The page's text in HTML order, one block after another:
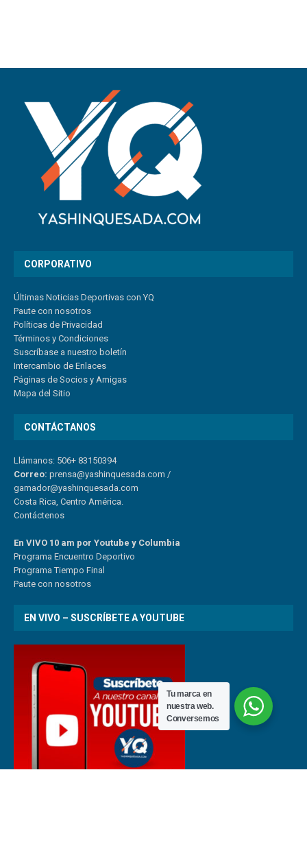
CORPORATIVO
Últimas Noticias Deportivas con YQ
Paute con nosotros
Políticas de Privacidad
Términos y Condiciones
Suscríbase a nuestro boletín
Intercambio de Enlaces
Páginas de Socios y Amigas
Mapa del Sitio
CONTÁCTANOS
Llámanos: 506+ 83150394
Correo: prensa@yashinquesada.com /
gamador@yashinquesada.com
Costa Rica, Centro América.
Contáctenos
En VIVO 10 am por Youtube y Columbia
Programa Encuentro Deportivo
Programa Tiempo Final
Paute con nosotros
EN VIVO – SUSCRÍBETE A YOUTUBE
Tu marca en
nuestra web.
Conversemos